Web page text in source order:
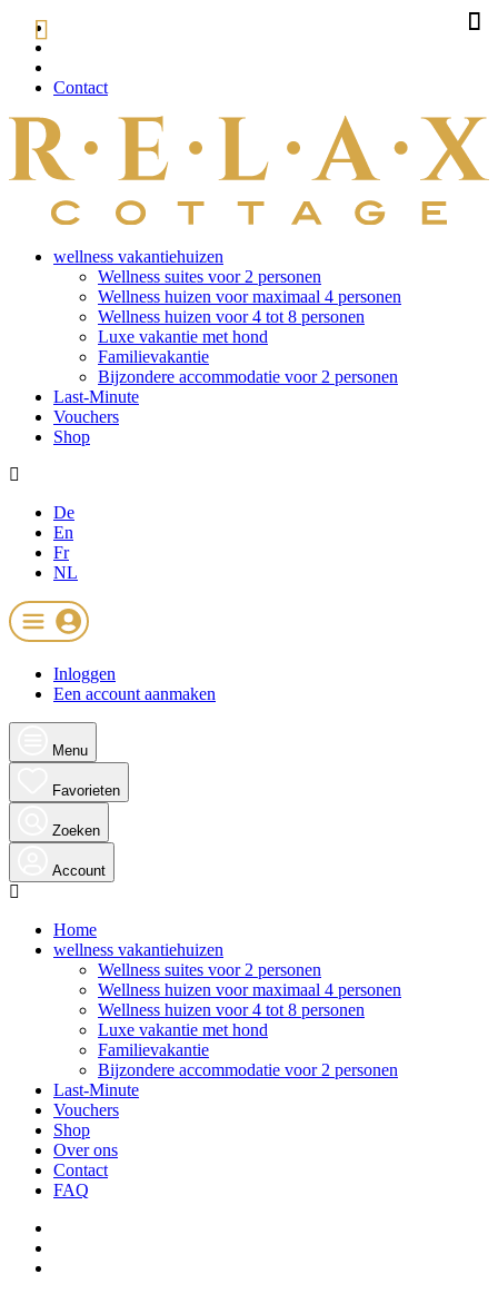
Contact
wellness vakantiehuizen
Wellness suites voor 2 personen
Wellness huizen voor maximaal 4 personen
Wellness huizen voor 4 tot 8 personen
Luxe vakantie met hond
Familievakantie
Bijzondere accommodatie voor 2 personen
Last-Minute
Vouchers
Shop
De
En
Fr
NL
Inloggen
Een account aanmaken
Menu
Favorieten
Zoeken
Account
Home
wellness vakantiehuizen
Wellness suites voor 2 personen
Wellness huizen voor maximaal 4 personen
Wellness huizen voor 4 tot 8 personen
Luxe vakantie met hond
Familievakantie
Bijzondere accommodatie voor 2 personen
Last-Minute
Vouchers
Shop
Over ons
Contact
FAQ